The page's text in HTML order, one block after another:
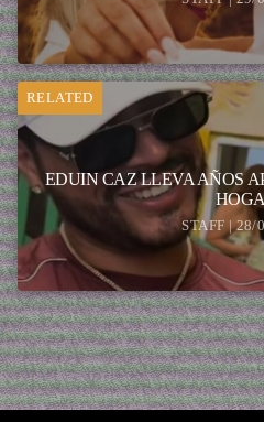
RELATED
EDUIN CAZ LLEVA AÑOS
STAFF | 28/